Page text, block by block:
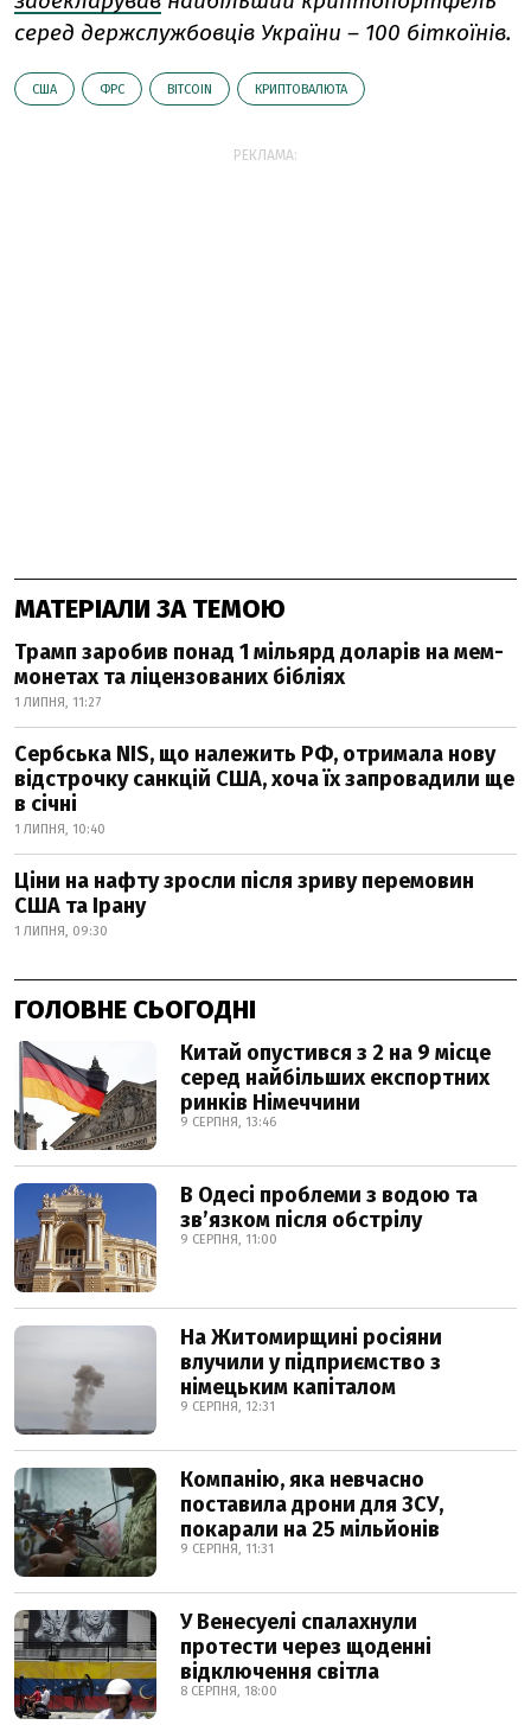
серед держслужбовців України – 100 біткоїнів.
США ФРС BITCOIN КРИПТОВАЛЮТА
РЕКЛАМА:
МАТЕРІАЛИ ЗА ТЕМОЮ
Трамп заробив понад 1 мільярд доларів на мем-
монетах та ліцензованих бібліях
1 ЛИПНЯ, 11:27
Сербська NIS, що належить РФ, отримала нову
відстрочку санкцій США, хоча їх запровадили ще
в січні
1 ЛИПНЯ, 10:40
Ціни на нафту зросли після зриву перемовин
США та Ірану
1 ЛИПНЯ, 09:30
ГОЛОВНЕ СЬОГОДНІ
Китай опустився з 2 на 9 місце
серед найбільших експортних
ринків Німеччини
9 СЕРПНЯ, 13:46
В Одесі проблеми з водою та
звʼязком після обстрілу
9 СЕРПНЯ, 11:00
На Житомирщині росіяни
влучили у підприємство з
німецьким капіталом
9 СЕРПНЯ, 12:31
Компанію, яка невчасно
поставила дрони для ЗСУ,
покарали на 25 мільйонів
9 СЕРПНЯ, 11:31
У Венесуелі спалахнули
протести через щоденні
відключення світла
8 СЕРПНЯ, 18:00